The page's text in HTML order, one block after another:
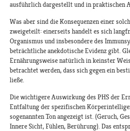
ausführlich dargestellt und in praktischen
Was aber sind die Konsequenzen einer
zweigeteilt: einerseits handelt es sich
Organismus und insbesondere des
beträchtliche anekdotische Evidenz gibt.
Ernährungsweise natürlich in keinster
betrachtet werden, dass sich gegen ein
ließe.
Die wichtigere Auswirkung des PHS der
Entfaltung der spezifischen
sogenannten Ton angezeigt ist. (Geruch,
Innere Sicht, Fühlen, Berührung). Das